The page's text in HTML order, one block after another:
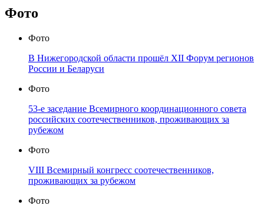
Фото
Фото
В Нижегородской области прошёл XII Форум регионов
России и Беларуси
Фото
53-е заседание Всемирного координационного совета
российских соотечественников, проживающих за
рубежом
Фото
VIII Всемирный конгресс соотечественников,
проживающих за рубежом
Фото